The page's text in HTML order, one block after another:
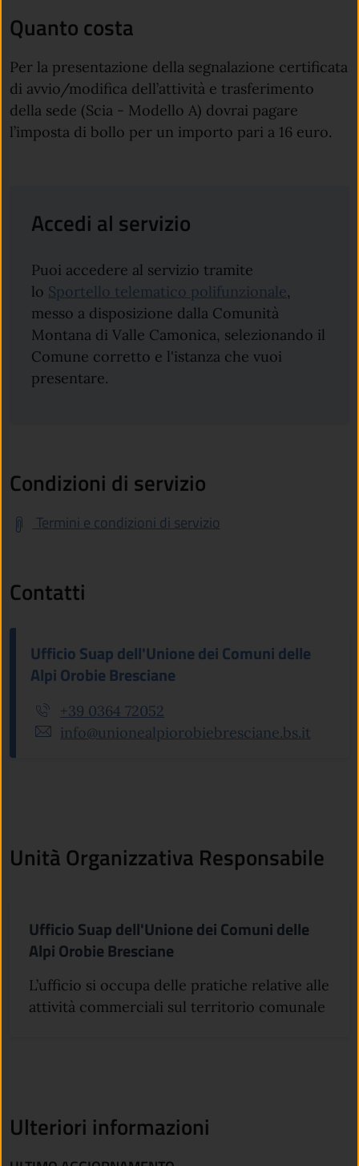
Quanto costa
Per la presentazione della segnalazione certificata
di avvio/modifica dell’attività e trasferimento
della sede (Scia - Modello A) dovrai pagare
l’imposta di bollo per un importo pari a 16 euro.
Accedi al servizio
Puoi accedere al servizio tramite
lo Sportello telematico polifunzionale,
messo a disposizione dalla Comunità
Montana di Valle Camonica, selezionando il
Comune corretto e l'istanza che vuoi
presentare.
Condizioni di servizio
Termini e condizioni di servizio
Contatti
Ufficio Suap dell'Unione dei Comuni delle
Alpi Orobie Bresciane
+39 0364 72052
info@unionealpiorobiebresciane.bs.it
Unità Organizzativa Responsabile
Ufficio Suap dell'Unione dei Comuni delle
Alpi Orobie Bresciane
L’ufficio si occupa delle pratiche relative alle
attività commerciali sul territorio comunale
Ulteriori informazioni